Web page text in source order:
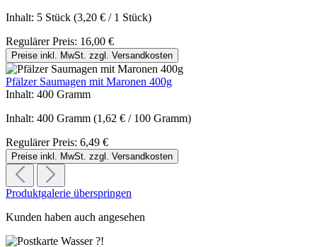
Inhalt: 5 Stück (3,20 € / 1 Stück)
Regulärer Preis: 16,00 €
Preise inkl. MwSt. zzgl. Versandkosten
Pfälzer Saumagen mit Maronen 400g
Inhalt: 400 Gramm
Inhalt: 400 Gramm (1,62 € / 100 Gramm)
Regulärer Preis: 6,49 €
Preise inkl. MwSt. zzgl. Versandkosten
Produktgalerie überspringen
Kunden haben auch angesehen